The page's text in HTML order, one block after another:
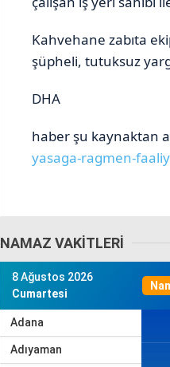
Kahvehane zabıta
şüpheli, tutuksuz
DHA
haber şu kaynaktan
yasaga-ragmen-
NAMAZ VAKITLERI
8 Ağustos 2026
Cumartesi
Adana
Adıyaman